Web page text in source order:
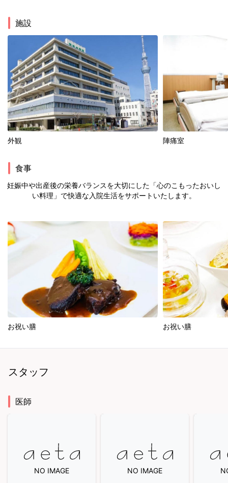
施設
外観 陣痛室
食事
妊娠中や出産後の栄養バランスを大切にした「心のこもったおいし
い料理」で快適な入院生活をサポートいたします。
お祝い膳 お祝い膳
スタッフ
医師
NO IMAGE NO IMAGE